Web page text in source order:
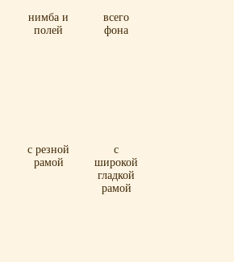
нимба и
полей
всего
фона
с резной
рамой
с
широкой
гладкой
рамой